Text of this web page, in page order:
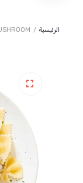
الرئيسية /